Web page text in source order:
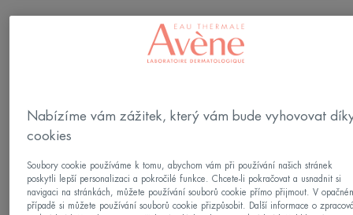
Dospělí
Typy pleti
Citlivá pleť - Všechny typy pleti
Nabízíme vám zážitek, který vám bude vyhovovat
cookies
Soubory cookie používáme k tomu, abychom vám při používání našich stránek
poskytli lepší personalizaci a pokročilé funkce. Chcete-li pokračovat a usnadnit si
navigaci na stránkách, můžete používání souborů cookie přímo přijmout. V
případě si můžete používání souborů cookie přizpůsobit. Další informace o